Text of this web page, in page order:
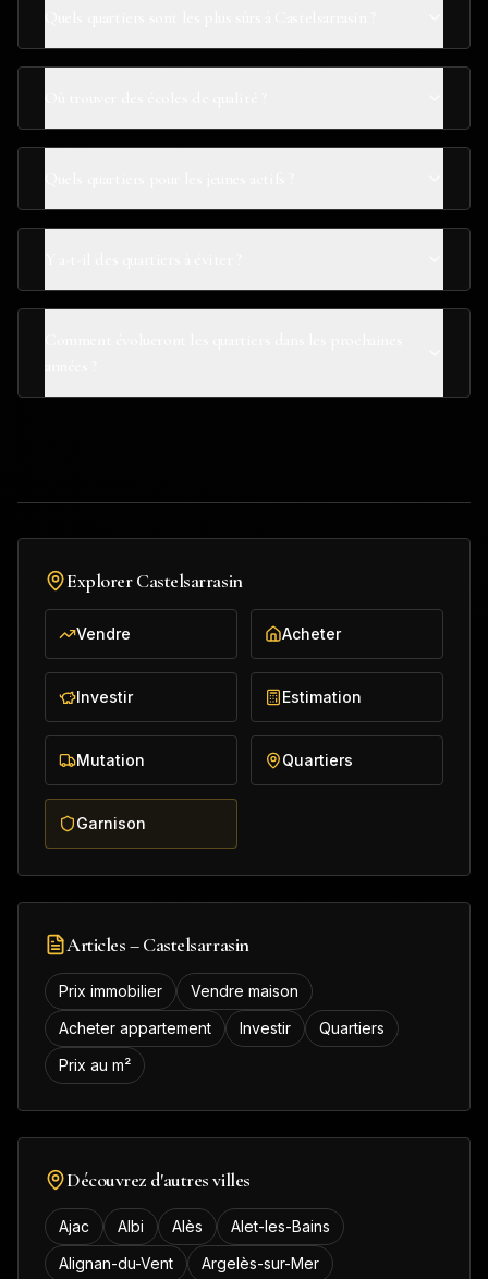
ExplorerCastelsarrasin
Vendre Acheter
Investir Estimation
Mutation Quartiers
Garnison
Articles –Castelsarrasin
Prix immobilier
Vendre maison
Acheter appartement
Investir
Quartiers
Prix au m²
Découvrez d'autres villes
Ajac Albi Alès
Alet-les-Bains
Alignan-du-Vent
Argelès-sur-Mer